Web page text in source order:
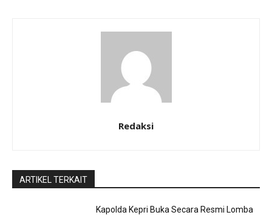
Redaksi
ARTIKEL TERKAIT
Kapolda Kepri Buka Secara Resmi Lomba